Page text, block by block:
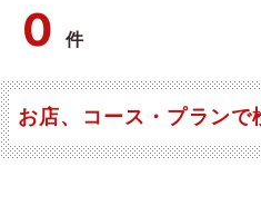
0件
お店、コース・プランで